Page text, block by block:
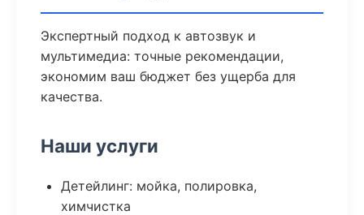
Экспертный подход к автозвук и
мультимедиа: точные рекомендации,
экономим ваш бюджет без ущерба для
качества.
Наши услуги
Детейлинг: мойка, полировка,
химчистка